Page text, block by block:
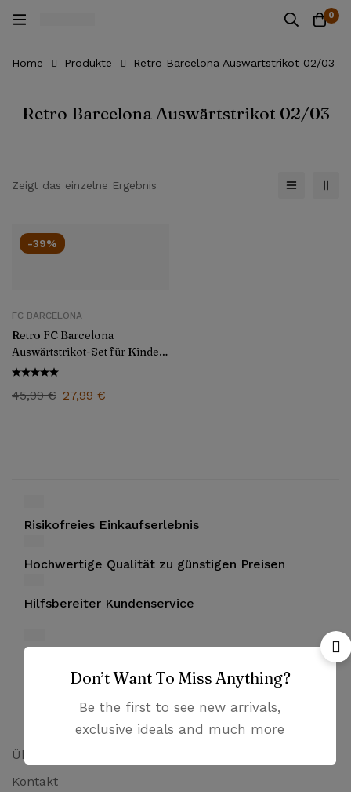
0
Home Produkte Retro Barcelona Auswärtstrikot 02/03
Retro Barcelona Auswärtstrikot 02/03
Zeigt das einzelne Ergebnis
-39%
FC BARCELONA
Retro FC Barcelona
Auswärtstrikot-Set für Kinder
2002/03
45,99€ 27,99 €
Risikofreies Einkaufserlebnis
Hochwertige Qualität zu günstigen Preisen
Hilfsbereiter Kundenservice
Über uns
Kontakt
Don’t Want To Miss Anything?
Be the first to see new arrivals,
exclusive ideals and much more